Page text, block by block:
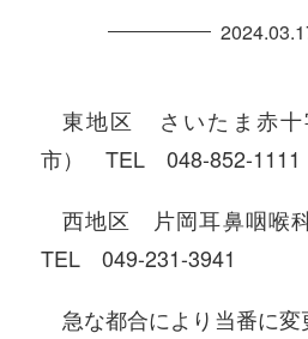
東地区 さいたま赤十
市） TEL 048-852-1111
西地区 片岡耳鼻咽喉
TEL 049-231-3941
急な都合により当番に